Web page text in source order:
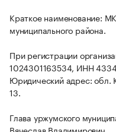
Краткое наименование:
муниципального района.
При регистрации
1024301163534, ИНН
Юридический адрес: обл.
13.
Глава уржумского